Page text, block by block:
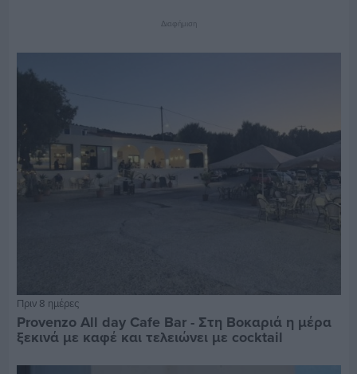
Διαφήμιση
Πριν 8 ημέρες
Provenzo All day Cafe Bar - Στη Βοκαριά η μέρα
ξεκινά με καφέ και τελειώνει με cocktail